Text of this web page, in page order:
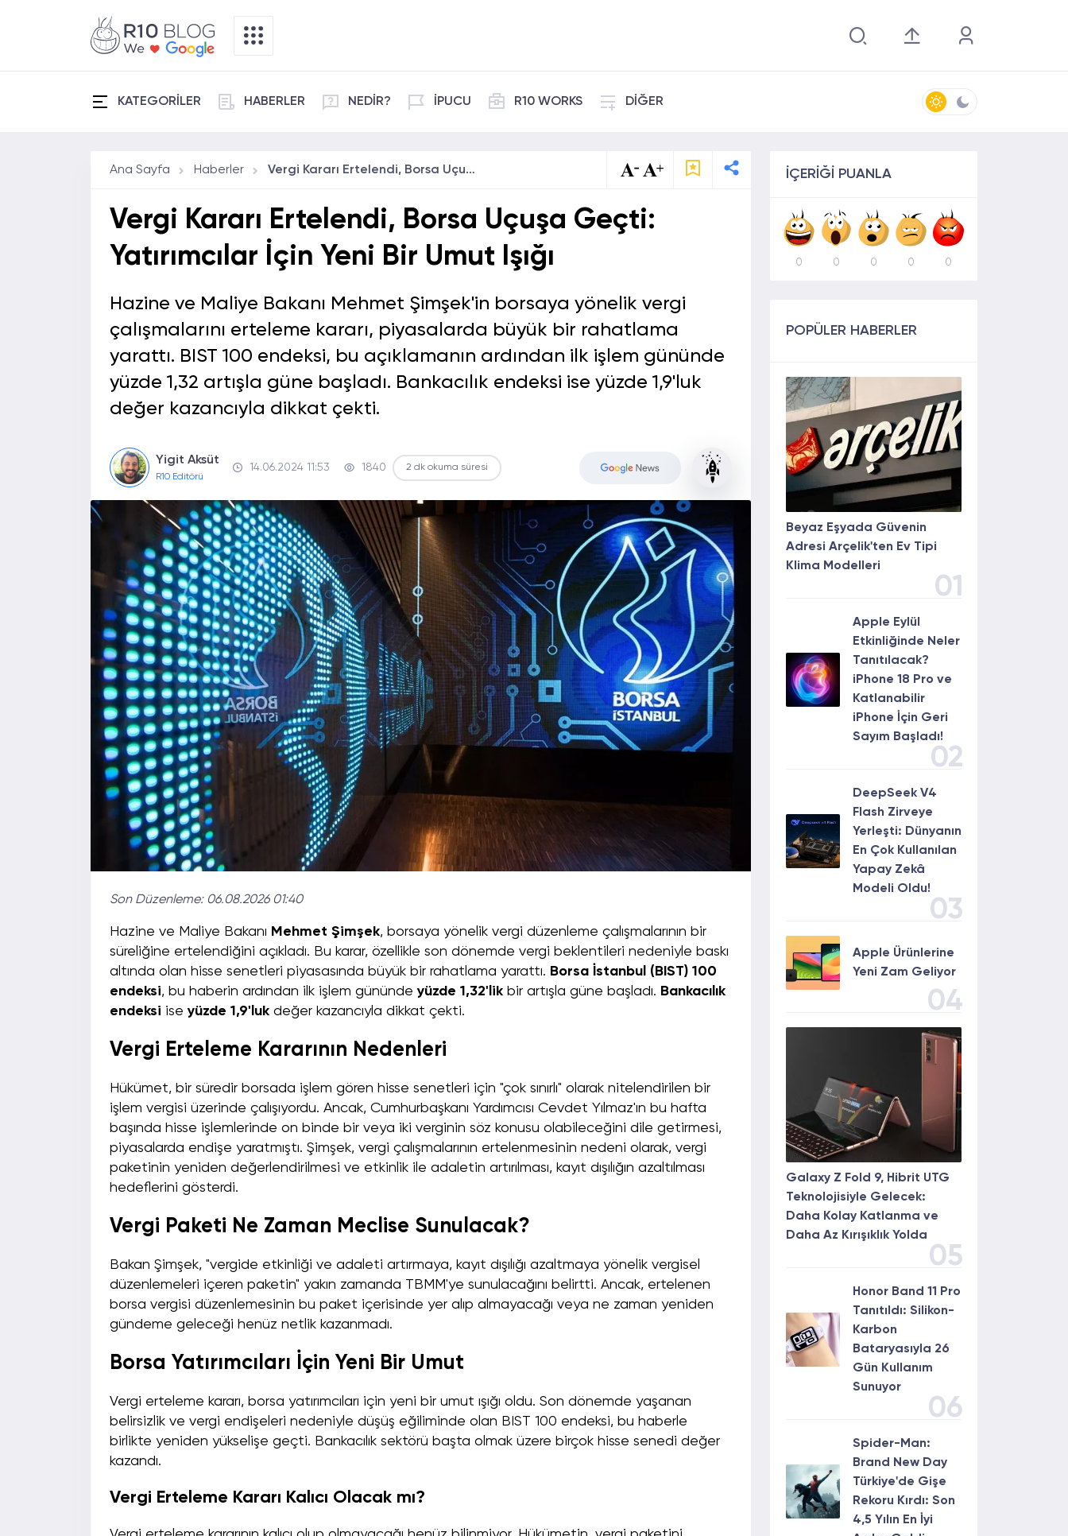
KATEGORİLER HABERLER NEDİR? İPUCU R10 WORKS DİĞER
Ana Sayfa Haberler Vergi Kararı Ertelendi, Borsa Uçuşa Geçti: Yatırımcılar İçin Yeni Bir Umut Işığı
Vergi Kararı Ertelendi, Borsa Uçuşa Geçti:
Yatırımcılar İçin Yeni Bir Umut Işığı
Hazine ve Maliye Bakanı Mehmet Şimşek'in borsaya yönelik vergi
çalışmalarını erteleme kararı, piyasalarda büyük bir rahatlama
yarattı. BIST 100 endeksi, bu açıklamanın ardından ilk işlem gününde
yüzde 1,32 artışla güne başladı. Bankacılık endeksi ise yüzde 1,9'luk
değer kazancıyla dikkat çekti.
Yigit Aksüt
R10 Editörü
14.06.2024 11:53 1840 2 dk okuma süresi
Son Düzenleme: 06.08.2026 01:40
Hazine ve Maliye Bakanı Mehmet Şimşek, borsaya yönelik vergi düzenleme çalışmalarının bir
süreliğine ertelendiğini açıkladı. Bu karar, özellikle son dönemde vergi beklentileri nedeniyle baskı
altında olan hisse senetleri piyasasında büyük bir rahatlama yarattı. Borsa İstanbul (BIST) 100
endeksi, bu haberin ardından ilk işlem günündeyüzde 1,32'lik bir artışla güne başladı. Bankacılık
endeksi iseyüzde 1,9'luk değer kazancıyla dikkat çekti.
Vergi Erteleme Kararının Nedenleri
Hükümet, bir süredir borsada işlem gören hisse senetleri için "çok sınırlı" olarak nitelendirilen bir
işlem vergisi üzerinde çalışıyordu. Ancak, Cumhurbaşkanı Yardımcısı Cevdet Yılmaz'ın bu hafta
başında hisse işlemlerinde on binde bir veya iki verginin söz konusu olabileceğini dile getirmesi,
piyasalarda endişe yaratmıştı. Şimşek, vergi çalışmalarının ertelenmesinin nedeni olarak, vergi
paketinin yeniden değerlendirilmesi ve etkinlik ile adaletin artırılması, kayıt dışılığın azaltılması
hedeflerini gösterdi.
Vergi Paketi Ne Zaman Meclise Sunulacak?
Bakan Şimşek, "vergide etkinliği ve adaleti artırmaya, kayıt dışılığı azaltmaya yönelik vergisel
düzenlemeleri içeren paketin" yakın zamanda TBMM'ye sunulacağını belirtti. Ancak, ertelenen
borsa vergisi düzenlemesinin bu paket içerisinde yer alıp almayacağı veya ne zaman yeniden
gündeme geleceği henüz netlik kazanmadı.
Borsa Yatırımcıları İçin Yeni Bir Umut
Vergi erteleme kararı, borsa yatırımcıları için yeni bir umut ışığı oldu. Son dönemde yaşanan
belirsizlik ve vergi endişeleri nedeniyle düşüş eğiliminde olan BIST 100 endeksi, bu haberle
birlikte yeniden yükselişe geçti. Bankacılık sektörü başta olmak üzere birçok hisse senedi değer
kazandı.
Vergi Erteleme Kararı Kalıcı Olacak mı?
İÇERİĞİ PUANLA
0 0 0 0 0
POPÜLER HABERLER
Beyaz Eşyada Güvenin
Adresi Arçelik'ten Ev Tipi
Klima Modelleri
01
Apple Eylül
Etkinliğinde Neler
Tanıtılacak?
iPhone 18 Pro ve
Katlanabilir
iPhone İçin Geri
Sayım Başladı!
02
DeepSeek V4
Flash Zirveye
Yerleşti: Dünyanın
En Çok Kullanılan
Yapay Zekâ
Modeli Oldu!
03
Apple Ürünlerine
Yeni Zam Geliyor
04
Galaxy Z Fold 9, Hibrit UTG
Teknolojisiyle Gelecek:
Daha Kolay Katlanma ve
Daha Az Kırışıklık Yolda
05
Honor Band 11 Pro
Tanıtıldı: Silikon-
Karbon
Bataryasıyla 26
Gün Kullanım
Sunuyor
06
Spider-Man:
Brand New Day
Türkiye'de Gişe
Rekoru Kırdı: Son
4,5 Yılın En İyi